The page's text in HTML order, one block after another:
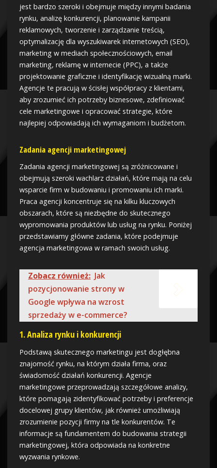
jest bardzo szeroki i obejmuje między innymi badania
rynku, analizę konkurencji, planowanie kampanii
reklamowych, tworzenie i zarządzanie treścią,
optymalizację dla wyszukiwarek internetowych (SEO),
marketing w mediach społecznościowych, email
marketing, reklamę w internecie (PPC), a także
projektowanie graficzne i identyfikację wizualną marki.
Agencje te pracują w ścisłej współpracy z klientami,
aby zrozumieć ich potrzeby biznesowe, zdefiniować
cele marketingowe i opracować strategie, które
najlepiej odpowiadają ich wymaganiom i budżetom.
Zadania agencji marketingowej
Zadania agencji marketingowej są zróżnicowane i
obejmują szeroki wachlarz działań, które mają na celu
wsparcie firm w budowaniu i promowaniu ich marki.
Praca agencji koncentruje się na kilku kluczowych
obszarach, które są niezbędne do skutecznego
wypromowania produktów lub usług na rynku. Poniżej
przedstawiamy główne zadania, które podejmuje
agencja marketingowa w ramach swoich usług.
Zobacz również: Jak
pozycjonowanie strony w
Google wpływa na wzrost
sprzedaży w e-commerce?
1. Analiza rynku i konkurencji
Podstawą skutecznego marketingu jest dogłębna
znajomość rynku, na którym działa firma, oraz
świadomość działań konkurencji. Agencje
marketingowe przeprowadzają szczegółowe analizy,
które pomagają zidentyfikować potrzeby i preferencje
docelowej grupy klientów, jak również umożliwiają
zrozumienie pozycji firmy na tle konkurentów. Te
informacje są fundamentem do budowania strategii
marketingowej, która odpowiada na konkretne
wyzwania rynkowe.